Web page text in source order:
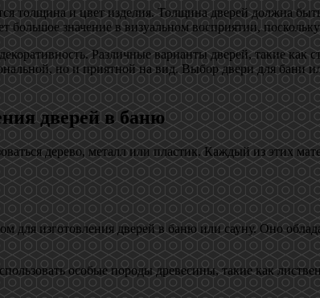
толщина и цвет изделия. Толщина дверей должна
большое значение в визуальном восприятии,
Различные варианты дверей, такие как
но и приятной на вид. Выбор двери для бани
дверей в баню
дерево, металл или пластик. Каждый из этих
для изготовления дверей в баню или сауну. Оно
особые породы древесины, такие как